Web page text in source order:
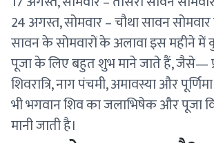
24 अगस्त, सोमवार – चौथा सावन सोमवार
सावन के सोमवारों के अलावा इस महीने में
पूजा के लिए बहुत शुभ माने जाते हैं, जैसे—
शिवरात्रि, नाग पंचमी, अमावस्या और
भी भगवान शिव का जलाभिषेक और पूजा
मानी जाती है।